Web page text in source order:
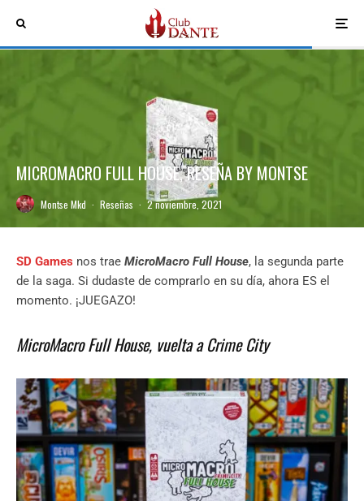
MICROMACRO FULL HOUSE, RESEÑA BY MONTSE
Montse Mkd · Reseñas · 2 noviembre, 2021
SD Games nos trae MicroMacro Full House, la segunda parte
de la saga. Si dudaste de comprarlo en su día, ahora ES el
momento. ¡JUEGAZO!
MicroMacro Full House, vuelta a Crime City